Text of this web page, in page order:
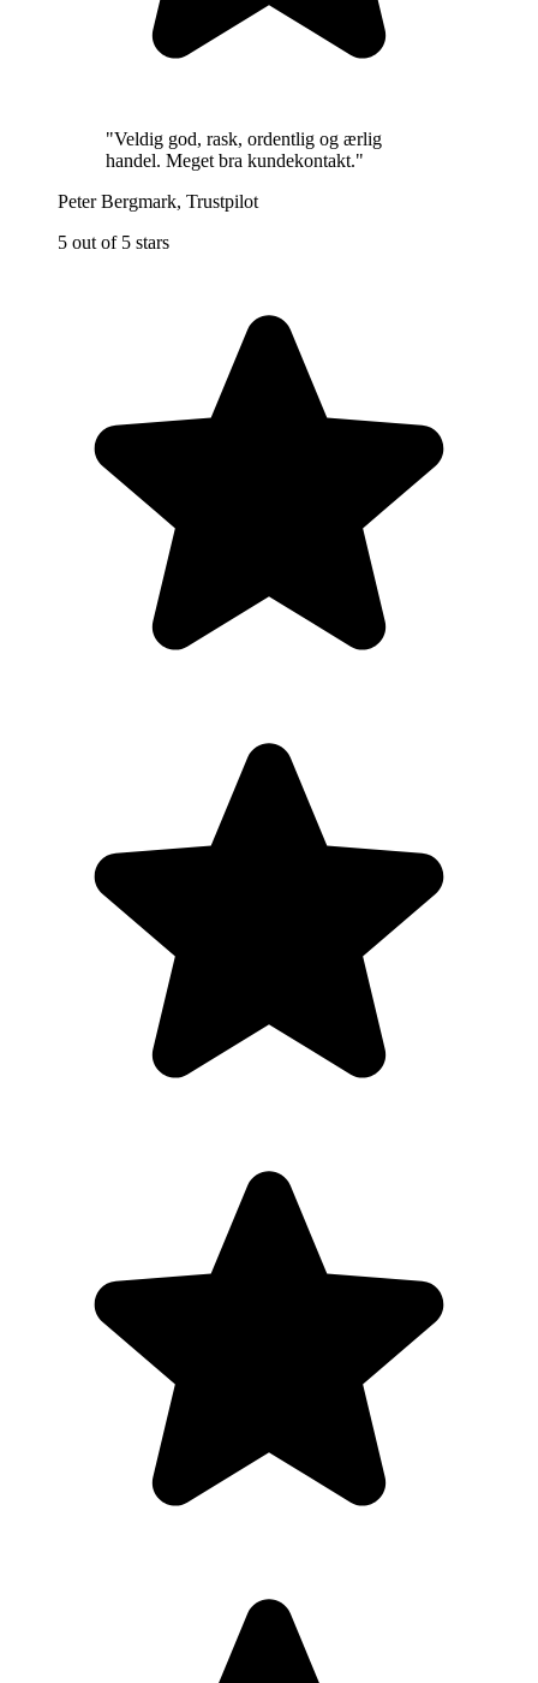
"Veldig god, rask, ordentlig og ærlig
handel. Meget bra kundekontakt."
Peter Bergmark, Trustpilot
5 out of 5 stars